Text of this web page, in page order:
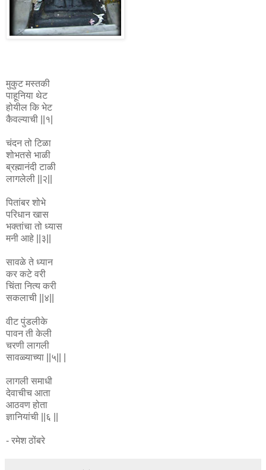
मुकुट मस्तकी
पाहूनिया थेट
होयील कि भेट
कैवल्याची ||१|
चंदन तो टिळा
शोभतसे भाळी
ब्रह्मानंदी टाळी
लागलेली ||२||
पितांबर शोभे
परिधान खास
भक्तांचा तो ध्यास
मनी आहे ||३||
सावळे ते ध्यान
कर कटे वरी
चिंता नित्य करी
सकलाची ||४||
वीट पुंडलीके
पावन ती केली
चरणी लागली
सावळ्याच्या ||५|| |
लागली समाधी
देवाचीच आता
आठवण होता
ज्ञानियांची ||६ ||
- रमेश ठोंबरे